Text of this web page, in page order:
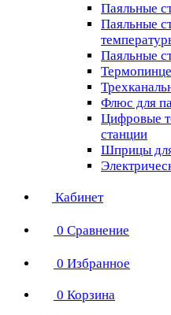
Паяльные
Паяльные
Паяльные
Флюс для
Цифровые
станции
Шприцы
Кабинет
0 Сравнение
0 Избранное
0 Корзина